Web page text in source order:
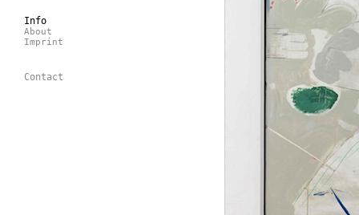
Info
About
Imprint
Contact